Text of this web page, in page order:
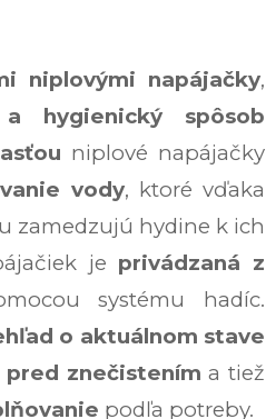
niplovými napájačky,
a hygienický spôsob
niplové napájačky
vody, ktoré vďaka
zamedzujú hydine k ich
je privádzaná z
systému hadíc.
o aktuálnom stave
pred znečistením a tiež
podľa potreby.